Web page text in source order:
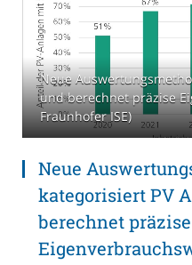
Neue
und berechnet präzise
Fraunhofer ISE)
Neue
kategorisiert PV
berechnet präzise